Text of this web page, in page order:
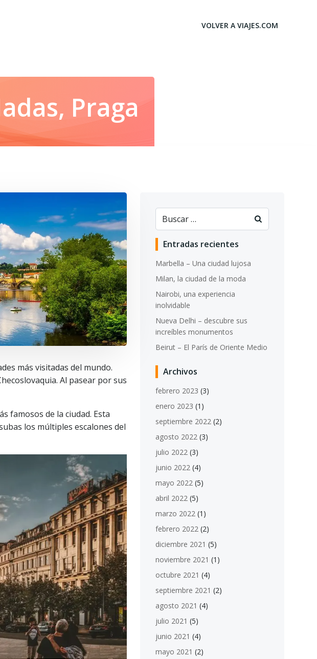
VOLVER A VIAJES.COM
Praga
más visitadas del mundo.
Al pasear por sus
famosos de la ciudad. Esta
los múltiples escalones del
Entradas recientes
Marbella – Una ciudad lujosa
Milan, la ciudad de la moda
Nairobi, una experiencia
inolvidable
Nueva Delhi – descubre sus
increíbles monumentos
Beirut – El París de Oriente Medio
Archivos
febrero 2023 (3)
enero 2023 (1)
septiembre 2022 (2)
agosto 2022 (3)
julio 2022 (3)
junio 2022 (4)
mayo 2022 (5)
abril 2022 (5)
marzo 2022 (1)
febrero 2022 (2)
diciembre 2021 (5)
noviembre 2021 (1)
octubre 2021 (4)
septiembre 2021 (2)
agosto 2021 (4)
julio 2021 (5)
junio 2021 (4)
mayo 2021 (2)